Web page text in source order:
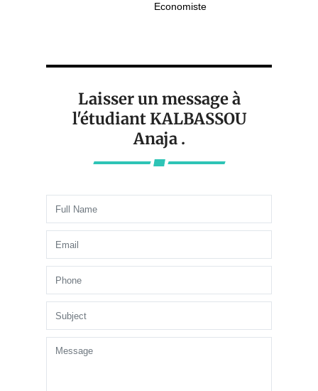
Economiste
Laisser un message à
l'étudiant KALBASSOU
Anaja .